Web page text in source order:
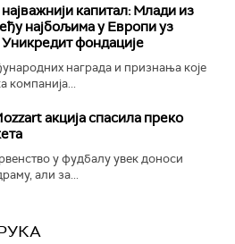
капитал: Млади из
најбољима у Европи уз
фондације
награда и признања које
компанија...
акција спасила преко
у фудбалу увек доноси
али за...